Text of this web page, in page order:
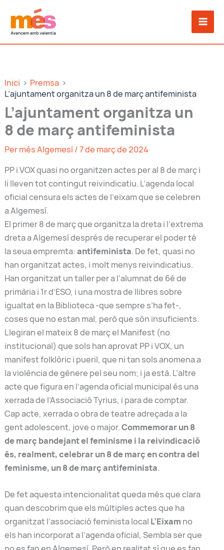
contingut
Inici
Premsa
L’ajuntament organitza un 8 de març antifeminista
L’ajuntament organitza un
8 de març antifeminista
Permés Algemesí/7 de març de 2024
PP i VOX quasi no organitzen actes per al 8 de març i
li lleven tot contingut reivindicatiu. L’agenda local
oficial censura els actes de l’eixam que se celebren
a Algemesí.
El primer 8 de març que organitza la dreta i l’extrema
dreta a Algemesí després de recuperar el poder té
la seua empremta:antifeminista. De fet, quasi no
han organitzat actes, i molt menys reivindicatius.
Han organitzat un taller per a l’alumnat de 6é de
primària i 1r d’ESO, i una mostra de llibres sobre
igualtat en la Biblioteca -que sempre s’ha fet-,
coses que no estan mal, però que són insuficients.
Llegiran el mateix 8 de març el Manifest (no
institucional) que sols han aprovat PP i VOX, un
manifest folklòric i pueril, que ni tan sols anomena a
la violència de gènere pel seu nom; i ja està. L’altre
acte que figura en l’agenda oficial municipal és una
xerrada de l’Associació Tyrius, i para de comptar.
Cap acte, xerrada o obra de teatre adreçada a la
gent adolescent, jove o major.Commemorar un 8
de març bandejant el feminisme i la reivindicació
és, realment, celebrar un 8 de març en contra del
feminisme, un 8 de març antifeminista.
De fet aquesta intencionalitat queda més que clara
quan descobrim que els múltiples actes que ha
organitzat l’associació feminista local L’Eixam no
els han incorporat a l’agenda oficial, Sembla ser que